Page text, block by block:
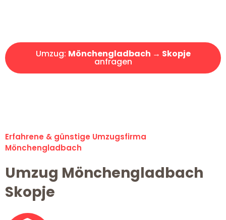
Umzug: Mönchengladbach → Skopje
anfragen
Erfahrene & günstige Umzugsfirma
Mönchengladbach
Umzug Mönchengladbach
Skopje